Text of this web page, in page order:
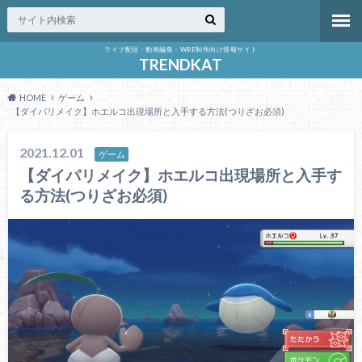
ライブ配信・動画編集・WBE制作向け情報サイト
TRENDKAT
HOME
ゲーム
【ダイパリメイク】ホエルコ出現場所と入手する方法(つりざお必須)
2021.12.01 ゲーム
【ダイパリメイク】ホエルコ出現場所と入手す
る方法(つりざお必須)